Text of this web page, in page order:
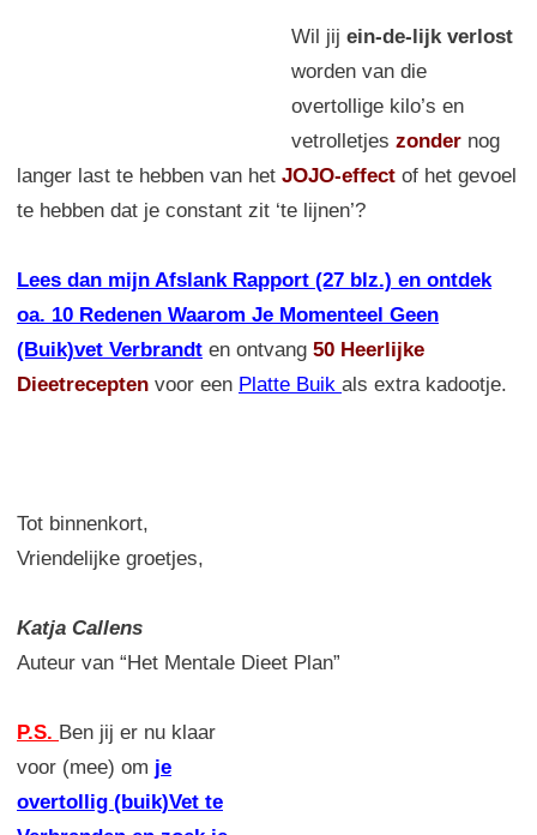
Wil jij ein-de-lijk verlost
worden van die
overtollige kilo’s en
vetrolletjes zondernog
langer last te hebben van het JOJO-effect of het gevoel
te hebben dat je constant zit ‘te lijnen’?
Lees dan mijn Afslank Rapport (27 blz.) en ontdek
oa. 10 Redenen Waarom Je Momenteel Geen
(Buik)vet Verbrandt en ontvang 50 Heerlijke
Dieetrecepten voor een Platte Buik als extra kadootje.
Tot binnenkort,
Vriendelijke groetjes,
Katja Callens
Auteur van “Het Mentale Dieet Plan”
P.S. Ben jij er nu klaar
voor (mee) om je
overtollig (buik)Vet te